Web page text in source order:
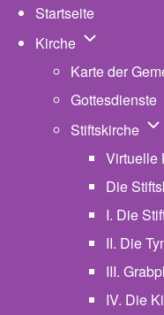
Startseite
Kirche
Karte der
Gottesdienste
Stiftskirche
Virtuelle
Die
I. Die
II. Die
III.
IV. Die